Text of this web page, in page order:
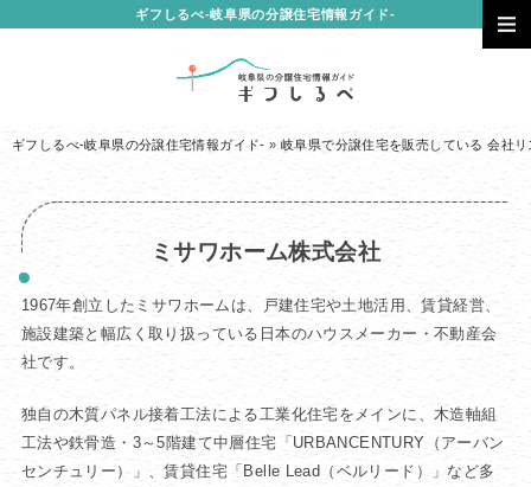
ギフしるべ-岐阜県の分譲住宅情報ガイド-
ギフしるべ-岐阜県の分譲住宅情報ガイド- » 岐阜県で分譲住宅を販売している 会社リ
ミサワホーム株式会社
1967年創立したミサワホームは、戸建住宅や土地活用、賃貸経営、
施設建築と幅広く取り扱っている日本のハウスメーカー・不動産会
社です。
独自の木質パネル接着工法による工業化住宅をメインに、木造軸組
工法や鉄骨造・3～5階建て中層住宅「URBANCENTURY（アーバン
センチュリー）」、賃貸住宅「Belle Lead（ベルリード）」など多